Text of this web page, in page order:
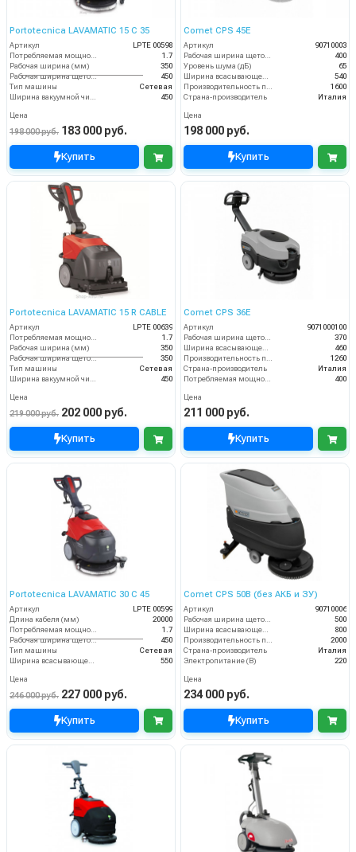
Portotecnica LAVAMATIC 15 C 35
Артикул
LPTE 00598
Потребляемая мощность (кВт)
1.7
Рабочая ширина (мм)
350
Рабочая ширина щеток (мм)
450
Тип машины
Сетевая
Ширина вакуумной чистки (мм)
450
Цена
198 000 руб. 183 000 руб.
Купить
Comet CPS 45E
Артикул
90710003
Рабочая ширина щеток (мм)
400
Уровень шума (дБ)
65
Ширина всасывающей балки (мм)
540
Производительность по площади (м2/ч)
1600
Страна-производитель
Италия
Цена
198 000 руб.
Купить
Portotecnica LAVAMATIC 15 R CABLE
Артикул
LPTE 00639
Потребляемая мощность (кВт)
1.7
Рабочая ширина (мм)
350
Рабочая ширина щеток (мм)
350
Тип машины
Сетевая
Ширина вакуумной чистки (мм)
450
Цена
219 000 руб. 202 000 руб.
Купить
Comet CPS 36E
Артикул
9071000100
Рабочая ширина щеток (мм)
370
Ширина всасывающей балки (мм)
460
Производительность по площади (м2/ч)
1260
Страна-производитель
Италия
Потребляемая мощность (Вт)
400
Цена
211 000 руб.
Купить
Portotecnica LAVAMATIC 30 C 45
Артикул
LPTЕ 00599
Длина кабеля (мм)
20000
1.7
Рабочая ширина щеток (мм)
450
Тип машины
Сетевая
550
Цена
246 000 руб. 227 000 руб.
Купить
Comet CPS 50B (без АКБ и ЗУ)
Артикул
90710006
500
800
2000
Страна-производитель
Италия
Электропитание (В)
220
Цена
234 000 руб.
Купить